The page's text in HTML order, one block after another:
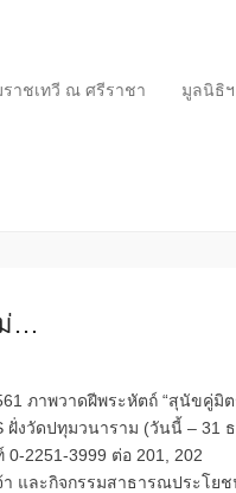
าชเทวี ณ ศรีราชา มูลนิธิฯ
…
ภาพวาดฝีพระหัตถ์ “สุนัขคู่มิต
งวัดปทุมวนาราม (วันนี้ – 31 ธ
2251-3999 ต่อ 201, 202
และกิจกรรมสาธารณประโย